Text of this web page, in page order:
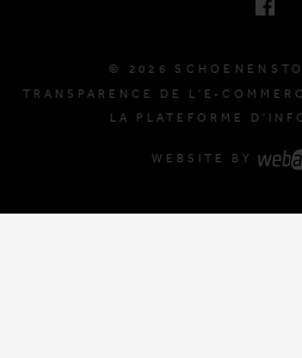
© 2026
TRANSPARENCE DE L'E-
LA PLATEFORME
WEBSITE BY